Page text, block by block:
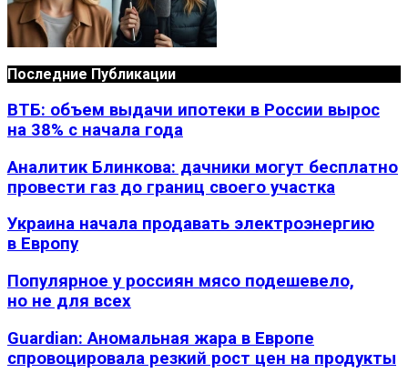
Последние Публикации
ВТБ: объем выдачи ипотеки в России вырос
на 38% с начала года
Аналитик Блинкова: дачники могут бесплатно
провести газ до границ своего участка
Украина начала продавать электроэнергию
в Европу
Популярное у россиян мясо подешевело,
но не для всех
Guardian: Аномальная жара в Европе
спровоцировала резкий рост цен на продукты